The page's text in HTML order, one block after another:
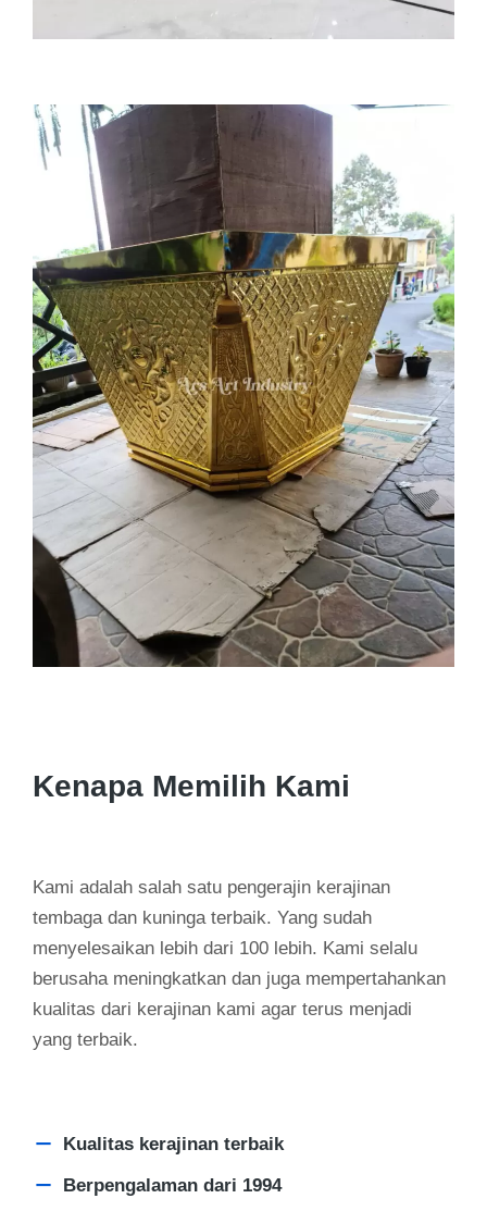
Kenapa Memilih Kami
Kami adalah salah satu pengerajin kerajinan
tembaga dan kuninga terbaik. Yang sudah
menyelesaikan lebih dari 100 lebih. Kami selalu
berusaha meningkatkan dan juga mempertahankan
kualitas dari kerajinan kami agar terus menjadi
yang terbaik.
Kualitas kerajinan terbaik
Berpengalaman dari 1994